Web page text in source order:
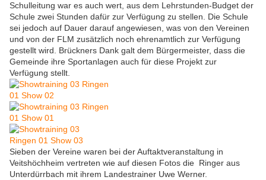
Schulleitung war es auch wert, aus dem Lehrstunden-Budget der
Schule zwei Stunden dafür zur Verfügung zu stellen. Die Schule
sei jedoch auf Dauer darauf angewiesen, was von den Vereinen
und von der FLM zusätzlich noch ehrenamtlich zur Verfügung
gestellt wird. Brückners Dank galt dem Bürgermeister, dass die
Gemeinde ihre Sportanlagen auch für diese Projekt zur
Verfügung stellt.
Sieben der Vereine waren bei der Auftaktveranstaltung in
Veitshöchheim vertreten wie auf diesen Fotos die Ringer aus
Unterdürrbach mit ihrem Landestrainer Uwe Werner.